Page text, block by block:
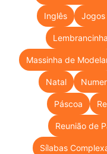
Inglês Jogos
Massinha de
Natal
Páscoa
Reunião de
Sílabas